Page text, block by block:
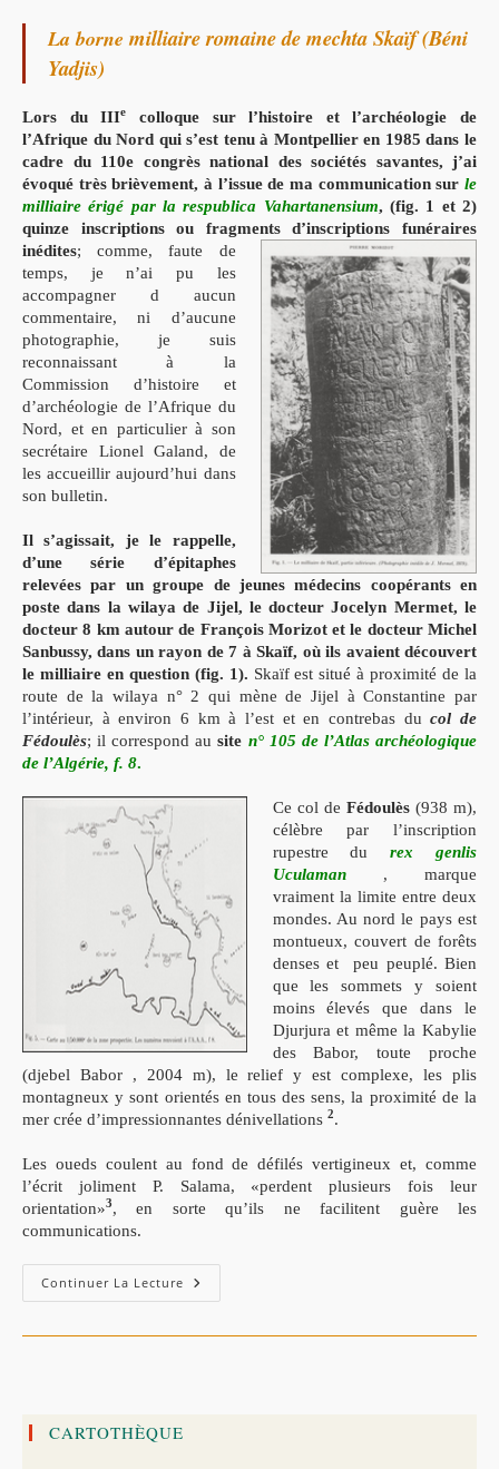
La bornemilliaire romaine de mechta Skaïf (Béni
Yadjis)
Lors du IIIe
colloque sur l’histoire et l’archéologie de
l’Afrique du Nord qui s’est tenu à Montpellier en 1985 dans le
cadre du 110e congrès national des sociétés savantes, j’ai
évoqué très brièvement, à l’issue de ma communication sur le
milliaireérigé par la respublica Vahartanensium, (fig. 1 et 2)
quinze inscriptions ou fragmentsd’inscriptions funéraires
inédites;comme, faute de
temps, je n’ai pu les
accompagner d aucun
commentaire, ni d’aucune
photographie, je suis
reconnaissant à la
Commission d’histoire et
d’archéologie de l’Afrique du
Nord, et en particulier à son
secrétaire Lionel Galand, de
les accueillir aujourd’hui dans
son bulletin.
Il s’agissait, je le rappelle,
d’une série d’épitaphes
relevées par un groupe de jeunes médecins coopérants en
poste dans la wilaya de Jijel, le docteur Jocelyn Mermet, le
docteur8 km autour de François Morizot et le docteur Michel
Sanbussy, dans un rayon de 7 àSkaïf, où ils avaient découvert
le milliaire en question (fig. 1). Skaïf estsitué à proximité de la
route de la wilaya n° 2 qui mène de Jijel à Constantine par
l’intérieur, à environ 6 km à l’est et en contrebas ducol de
Fédoulès; il correspond ausite n° 105 de l’Atlas archéologique
de l’Algérie, f. 8.
Ce col de Fédoulès(938 m),
célèbre par l’inscription
rupestre durex genlis
Uculaman, marque
vraiment la limite entre deux
mondes. Au nord le pays est
montueux, couvert de forêts
denses et
peu peuplé. Bien
que les sommets y soient
moins élevésque dans le
Djurjura et même la Kabylie
des Babor, toute proche
(djebel Babor , 2004 m), le relief y est complexe, les plis
montagneux y sont orientés en tousdessens, la proximité de la
mer crée d’impressionnantes dénivellations 2.
Les oueds coulent au fond de défilés vertigineux et, comme
l’écrit joliment P. Salama, «perdent plusieurs fois leur
orientation»3, en sorte qu’ils ne facilitent guère les
communications.
Continuer La Lecture Inscriptions
De
CARTOTHÈQUE